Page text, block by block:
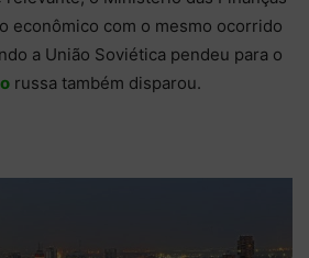
econômico com o mesmo ocorrido
a União Soviética pendeu para o
russa também disparou.